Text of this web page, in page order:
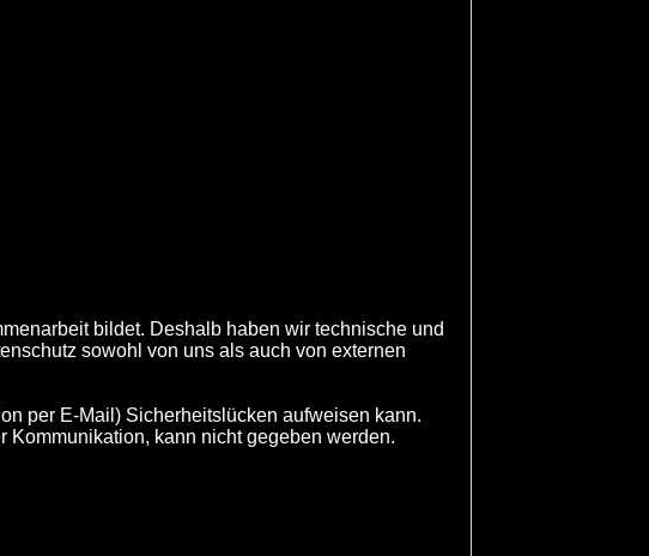
bildet. Deshalb haben wir technische und
sowohl von uns als auch von externen
per E-Mail) Sicherheitslücken aufweisen kann.
Kommunikation, kann nicht gegeben werden.